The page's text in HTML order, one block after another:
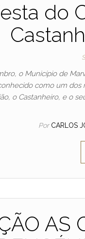
do
o Município de
como um
o Castanheiro, e o
Por CARLOS
AS